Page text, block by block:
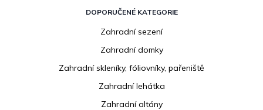
DOPORUČENÉ KATEGORIE
Zahradní sezení
Zahradní domky
Zahradní skleníky, fóliovníky, pařeniště
Zahradní lehátka
Zahradní altány